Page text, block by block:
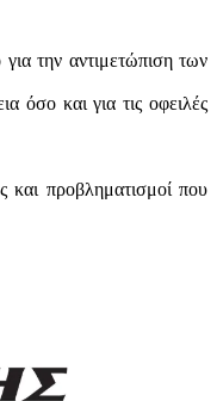
την αντιμετώπιση των
όσο και για τις οφειλές
και προβληματισμοί που